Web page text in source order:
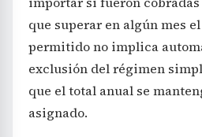
que superar en algún mes
permitido no implica
exclusión del régimen
que el total anual se
asignado.